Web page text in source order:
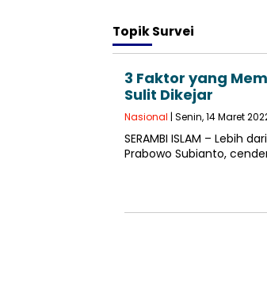
TopikSurvei
3 Faktor yang
Sulit Dikejar
Nasional | Senin, 14 Maret
SERAMBI ISLAM – Lebih
Prabowo Subianto,